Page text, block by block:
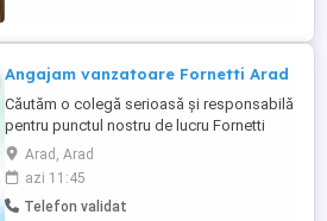
Angajam vanzatoare Fornetti Arad
Căutăm o colegă serioasă și responsabilă
pentru punctul nostru de lucru Fornetti
METRO Arad. Ce oferim: Salariu 3.000 lei
net; Contract individual de muncă;
Program avantajos: * 1 zi se lucrează 1 zi
liberă; * Duminica este liberă; * Sâmbăta
Arad, Arad
azi 11:45
Telefon validat